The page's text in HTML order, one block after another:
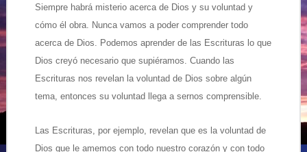
Siempre habrá misterio acerca de Dios y su voluntad y
cómo él obra. Nunca vamos a poder comprender todo
acerca de Dios. Podemos aprender de las Escrituras lo que
Dios creyó necesario que supiéramos. Cuando las
Escrituras nos revelan la voluntad de Dios sobre algún
tema, entonces su voluntad llega a sernos comprensible.
Las Escrituras, por ejemplo, revelan que es la voluntad de
Dios que le amemos con todo nuestro corazón y con todo